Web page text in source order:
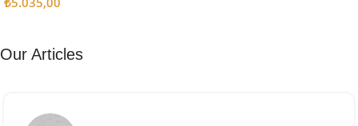
Our Articles